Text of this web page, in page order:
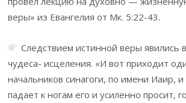
веры» из Евангелия от Мк. 5:22-43.
Следствием истинной веры явились
чудеса- исцеления. «И вот приходит
начальников синагоги, по имени Иаир, и
падает к ногам его и усиленно просит,